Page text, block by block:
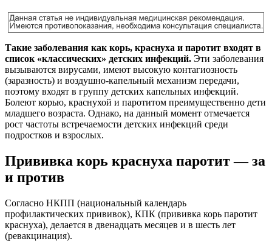
Такие заболевания как корь, краснуха и паротит входят в
список «классических» детских инфекций. Эти заболевания
вызываются вирусами, имеют высокую контагиозность
(заразность) и воздушно-капельный механизм передачи,
поэтому входят в группу детских капельных инфекций.
Болеют корью, краснухой и паротитом преимущественно дети
младшего возраста. Однако, на данный момент отмечается
рост частоты встречаемости детских инфекций среди
подростков и взрослых.
Прививка корь краснуха паротит — за
и против
Согласно НКПП (национальный календарь
профилактических прививок), КПК (прививка корь паротит
краснуха), делается в двенадцать месяцев и в шесть лет
(ревакцинация).